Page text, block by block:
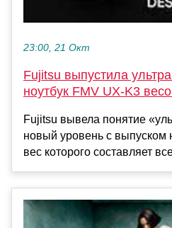
23:00, 21 Окт
Fujitsu выпустила
ноутбук FMV UX-K3
Fujitsu вывела понятие
новый уровень с выпуском
вес которого составляет